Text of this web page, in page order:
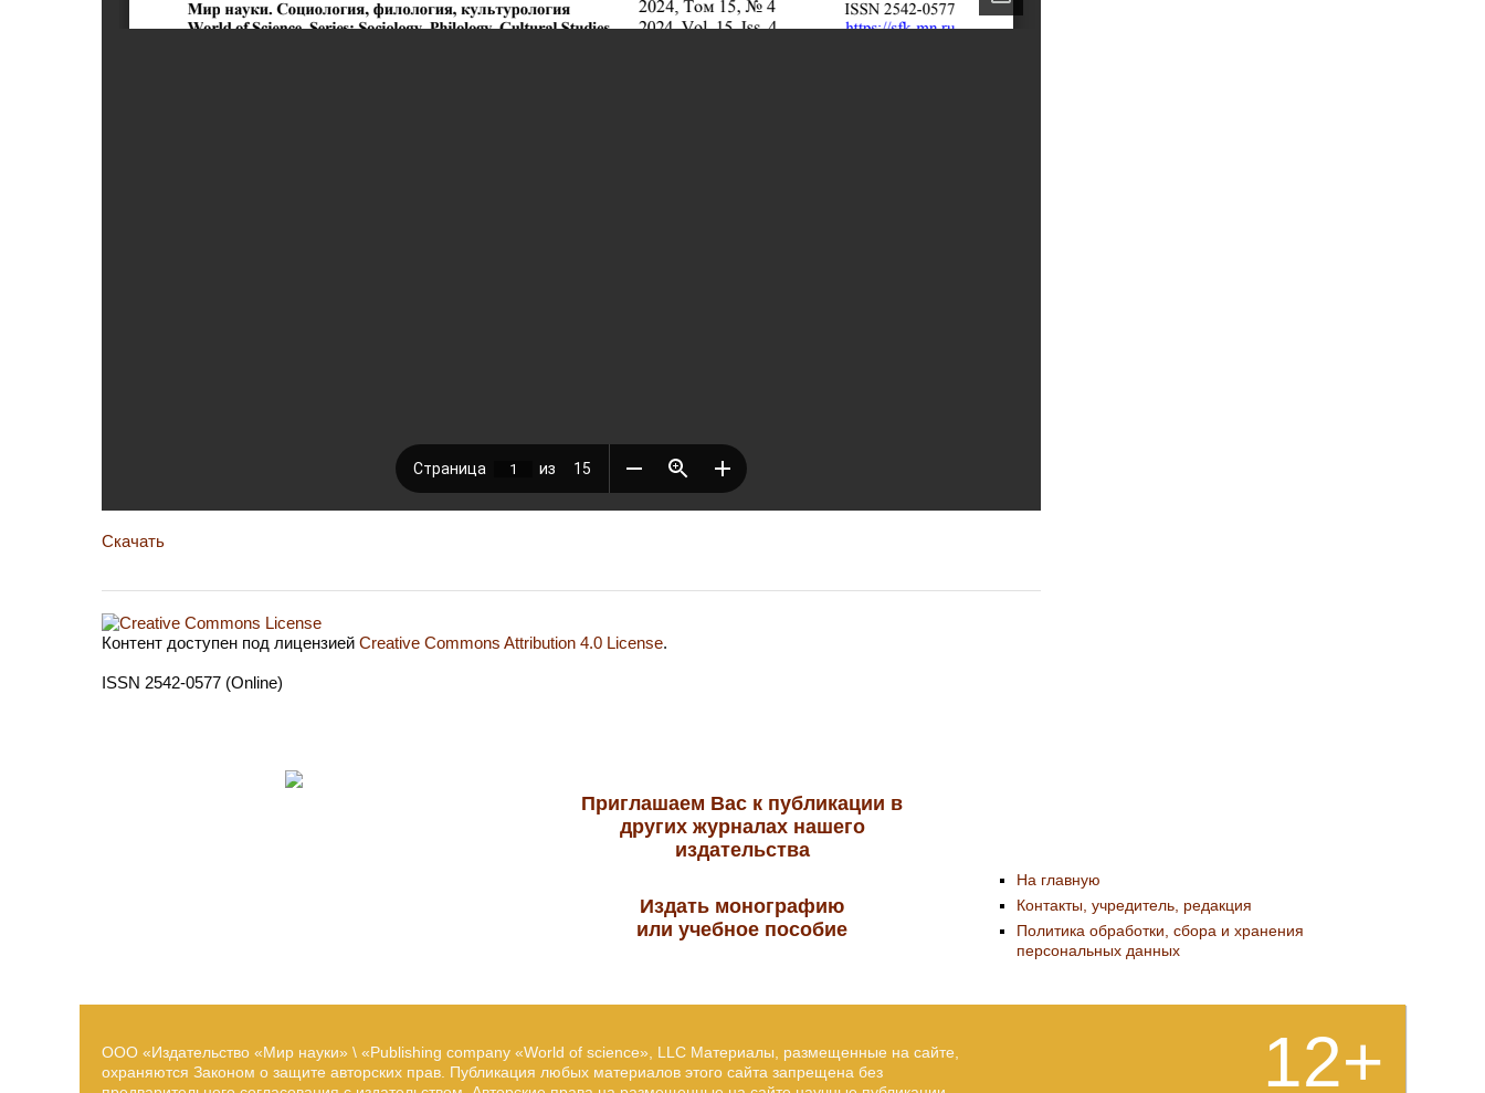
Скачать
Контент доступен под лицензией Creative Commons Attribution 4.0 License.
ISSN 2542-0577 (Online)
Приглашаем Вас к публикации в
других журналах нашего
издательства
Издать монографию
или учебное пособие
На главную
Контакты, учредитель, редакция
Политика обработки, сбора и хранения
персональных данных
ООО «Издательство «Мир науки» \ «Publishing company «World of science», LLC Материалы, размещенные на сайте,
охраняются Законом о защите авторских прав. Публикация любых материалов этого сайта запрещена без
12+